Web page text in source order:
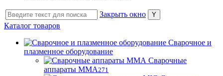
Закрыть окно
Каталог товаров
Сварочное и
плазменное оборудование
Сварочные
аппараты MMA271